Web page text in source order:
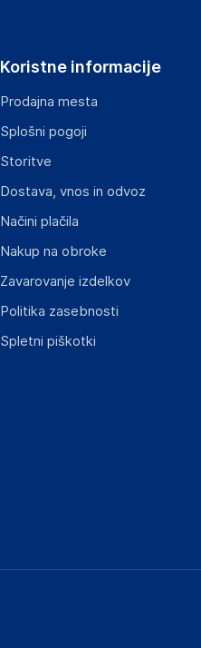
Koristne informacije
Prodajna mesta
Splošni pogoji
Storitve
Dostava, vnos in odvoz
Načini plačila
Nakup na obroke
Zavarovanje izdelkov
Politika zasebnosti
Spletni piškotki